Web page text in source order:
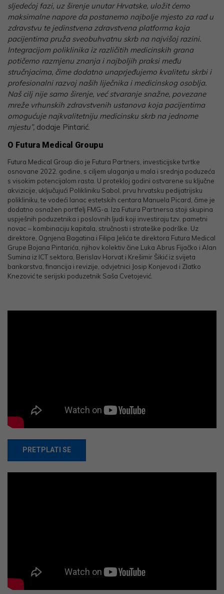
sljedećoj fazi, uz širenje unutar Hrvatske, uložit ćemo
maksimalne napore da postanemo najbolje mjesto za rad u
zdravstvu te jedinstvena zdravstvena platforma koja
pacijentima pruža sveobuhvatnu skrb na najvišoj razini.
Integracijom poliklinika iz različitih medicinskih grana
potičemo razmjenu znanja i najboljih praksi među
stručnjacima, čime dodatno unaprjeđujemo kvalitetu skrbi i
profesionalni razvoj naših liječnika i medicinskog osoblja.
Naš cilj nije samo širenje, već stvaranje snažne, povezane
mreže vrhunskih zdravstvenih ustanova koja pacijentima
omogućuje najkvalitetniju medicinsku skrb na jednome
mjestu”, dodaje Pintarić.
O Futura Medical Groupu
Futura Medical Group dio je Futura Partners, investicijske tvrtke
osnovane 2022. godine, s ciljem ulaganja u mala i srednja poduzeća
s visokim potencijalom rasta. U protekloj godini ostvarene su ključne
akvizicije, uključujući Polikliniku Sabol, prvu hrvatsku pedijatrijsku
polikliniku, te vodeći lanac estetskih centara Manuela Picard, čime je
dodatno osnažen portfelj FMG-a. Iza Futura Partnersa stoji skupina
uspješnih poduzetnika i poslovnih ljudi koji investiraju tzv. pametni
novac – kombinaciju kapitala, stručnosti i strateške podrške. Uz
direktore, Ognjena Bagatina i Filipa Jelića te direktora Futura Medical
Grupe Bojana Pintarića, njihov kolektiv čine Luka Abrus Fijačko i Alan
Sumina iz ICT sektora, Berislav Horvat i Krešimir Šikić iz svijeta
bankarstva, financija i revizije, odvjetnici Josip Konjevod i Zlatko
Knezović te serijski poduzetnik Saša Cvetojević.
PRETPLATI SE